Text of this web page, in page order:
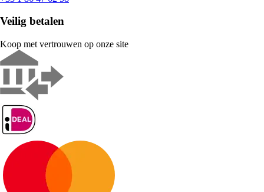
Veilig betalen
Koop met vertrouwen op onze site